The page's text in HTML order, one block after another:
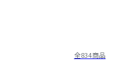
全834商品